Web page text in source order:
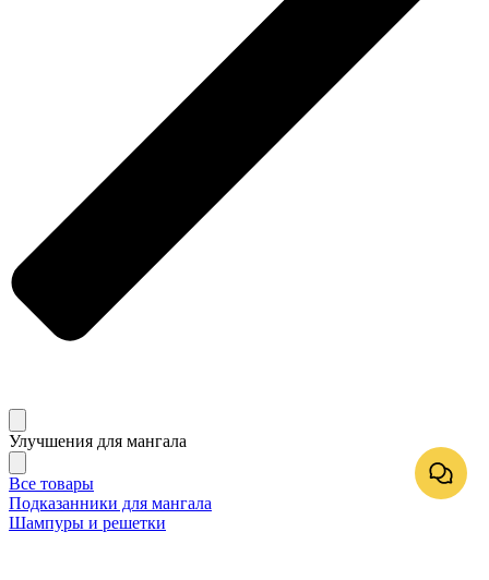
Улучшения для мангала
Все товары
Подказанники для мангала
Шампуры и решетки